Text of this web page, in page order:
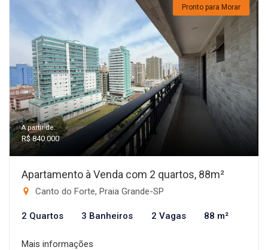
Pronto para Morar
A partir de:
R$ 840.000
Apartamento à Venda com 2 quartos, 88m²
Canto do Forte, Praia Grande-SP
2 Quartos 3 Banheiros 2 Vagas 88 m²
Mais informações